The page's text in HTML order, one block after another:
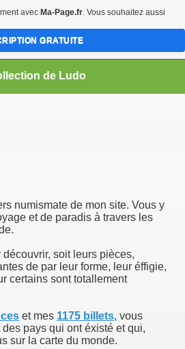
de Ludo
numismate de mon site. Vous y
et de paradis à travers les
soit leurs pièces,
de par leur forme, leur éffigie,
certains sont totallement
et mes 1175 billets, vous
pays qui ont éxisté et qui,
sur la carte du monde.
avec Ma-Page.fr. Vous souhaitez aussi
GRATUITE